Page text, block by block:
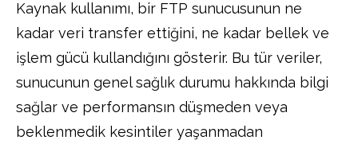
Kaynak kullanımı, bir FTP sunucusunun ne
kadar veri transfer ettiğini, ne kadar bellek ve
işlem gücü kullandığını gösterir. Bu tür veriler,
sunucunun genel sağlık durumu hakkında bilgi
sağlar ve performansın düşmeden veya
beklenmedik kesintiler yaşanmadan